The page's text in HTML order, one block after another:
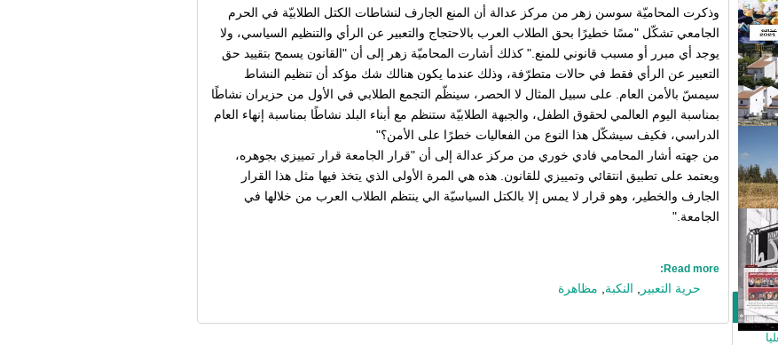
وذكرت المحاميّة سوسن زهر من مركز عدالة أن المنع الجارف لنشاطات الكتل الطلابيّة في الحرم
الجامعي تشكّل "مسًا خطيرًا بحق الطلاب العرب بالاحتجاج والتعبير عن الرأي والتنظيم السياسي، ولا
يوجد أي مبرر أو مسبب قانوني للمنع." كذلك أشارت المحاميّة زهر إلى أن "القانون يسمح بتقييد حق
التعبير عن الرأي فقط في حالات متطرّفة، وذلك عندما يكون هنالك شك مؤكد أن تنظيم النشاط
سيمسّ بالأمن العام. على سبيل المثال لا الحصر، سينظّم التجمع الطلابي في الأول من حزيران نشاطًا
بمناسبة اليوم العالمي لحقوق الطفل، والجبهة الطلابيّة ستنظم مع أبناء البلد نشاطًا بمناسبة إنهاء العام
الدراسي، فكيف سيشكّل هذا النوع من الفعاليات خطرًا على الأمن؟"
من جهته أشار المحامي فادي خوري من مركز عدالة إلى أن "قرار الجامعة قرار تمييزي بجوهره،
ويعتمد على تطبيق انتقائي وتمييزي للقانون. هذه هي المرة الأولى الذي يتخذ فيها مثل هذا القرار
الجارف والخطير، وهو قرار لا يمس إلا بالكتل السياسيّة الي ينتظم الطلاب العرب من خلالها في
الجامعة."
Read more:
حرية التعبير النكبة مظاهرة